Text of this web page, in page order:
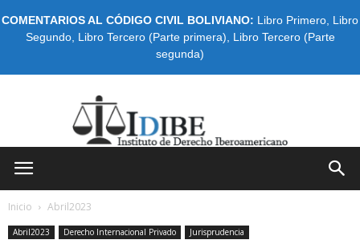
COMENTARIOS AL CÓDIGO CIVIL BOLIVIANO: Libro Primero Libro
Segundo, Libro Tercero (Parte primera)
Libro Tercero (Parte
segunda)
Inicio Abril2023
Abril2023 Derecho Internacional Privado Jurisprudencia